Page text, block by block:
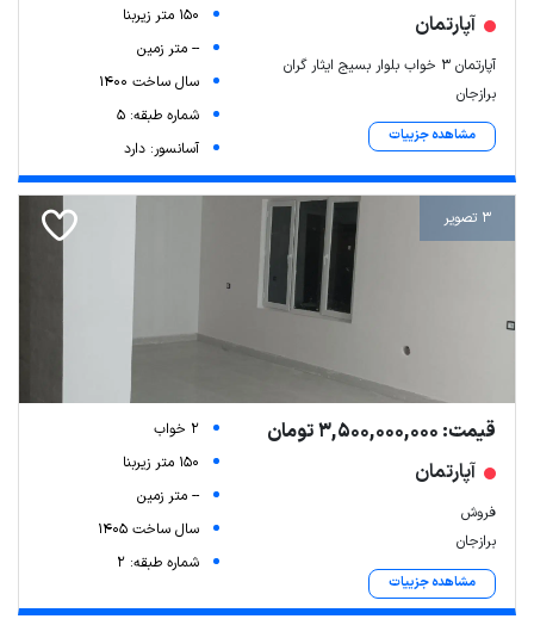
آپارتمان
آپارتمان ۳ خواب بلوار بسیج ایثار گران
برازجان
مشاهده جزییات
150 متر زیربنا
-- متر زمین
سال ساخت 1400
شماره طبقه: 5
آسانسور: دارد
3 تصویر
قیمت: 3,500,000,000 تومان
آپارتمان
فروش
برازجان
مشاهده جزییات
2 خواب
150 متر زیربنا
-- متر زمین
سال ساخت 1405
شماره طبقه: 2